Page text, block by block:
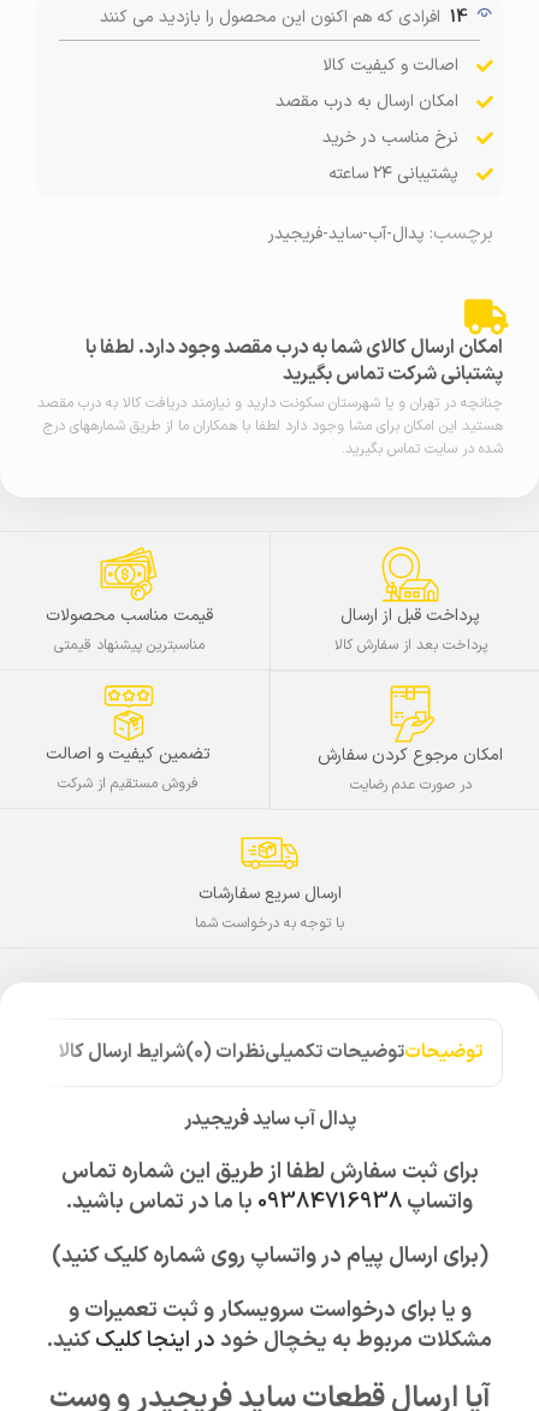
14 افرادی که هم اکنون این محصول را بازدید می کنند
اصالت و کیفیت کالا
امکان ارسال به درب مقصد
نرخ مناسب در خرید
پشتیبانی ۲۴ ساعته
برچسب: پدال-آب-ساید-فریجیدر
امکان ارسال کالای شما به درب مقصد وجود دارد. لطفا با
پشتبانی شرکت تماس بگیرید
چنانچه در تهران و یا شهرستان سکونت دارید و نیازمند دریافت کالا به درب مقصد
هستید این امکان برای مشا وجود دارد لطفا با همکاران ما از طریق شمارههای درج
شده در سایت تماس بگیرید.
پرداخت قبل از ارسال
پرداخت بعد از سفارش کالا
قیمت مناسب محصولات
مناسبترین پیشنهاد قیمتی
امکان مرجوع کردن سفارش
در صورت عدم رضایت
تضمین کیفیت و اصالت
فروش مستقیم از شرکت
ارسال سریع سفارشات
با توجه به درخواست شما
توضیحاتتوضیحات تکمیلینظرات (0) شرایط ارسال کالا
پدال آب ساید فریجیدر
برای ثبت سفارش لطفا از طریق این شماره تماس
واتساپ09384716938 با ما در تماس باشید.
(برای ارسال پیام در واتساپ روی شماره کلیک کنید)
و یا برای درخواست سرویسکار و ثبت تعمیرات و
مشکلات مربوط به یخچال خوددر اینجا کلیککنید.
آیا ارسال قطعات ساید فریجیدر و وست